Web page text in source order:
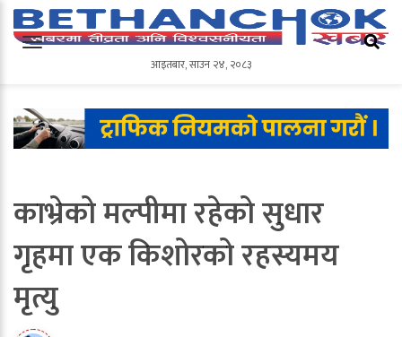
आइतबार,साउन२४,२०८३
आइतबार,साउन २४, २०८३
काभ्रेको मल्पीमा रहेको सुधार
गृहमा एक किशोरको रहस्यमय
मृत्यु